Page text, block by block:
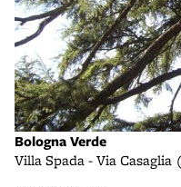
Bologna Verde
Villa Spada - Via Casaglia